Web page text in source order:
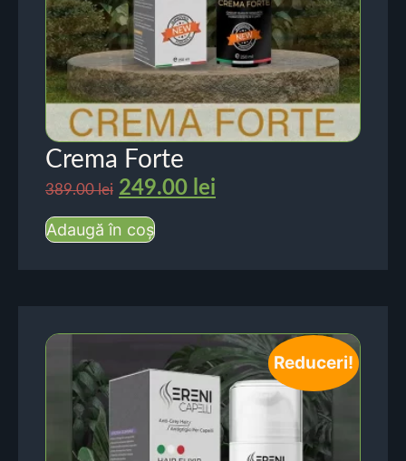
Crema Forte
389.00lei 249.00 lei
Adaugă în coș
Reduceri!